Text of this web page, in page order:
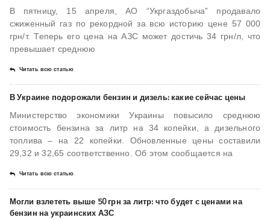
В пятницу, 15 апреля, АО “Укргаздобыча” продавало
сжиженный газ по рекордной за всю историю цене 57 000
грн/т. Теперь его цена на АЗС может достичь 34 грн/л, что
превышает среднюю
Читать всю статью
В Украине подорожали бензин и дизель: какие сейчас цены
Министерство экономики Украины повысило среднюю
стоимость бензина за литр на 34 копейки, а дизельного
топлива – на 22 копейки. Обновленные цены составили
29,32 и 32,65 соответственно. Об этом сообщается на
Читать всю статью
Могли взлететь выше 50 грн за литр: что будет с ценами на
бензин на украинских АЗС